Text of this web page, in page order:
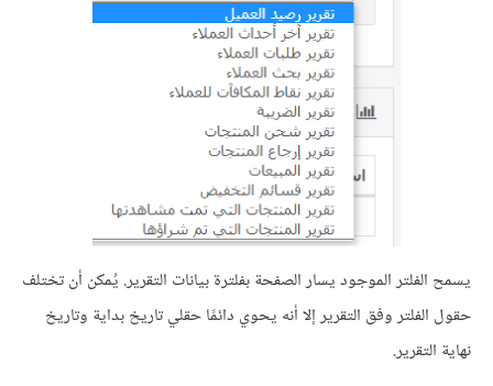
يسمح الفلتر الموجود يسار الصفحة بفلترة بيانات التقرير. يُمكن أن تختلف
حقول الفلتر وفق التقرير إلا أنه يحوي دائمًا حقلي تاريخ بداية وتاريخ
نهاية التقرير.